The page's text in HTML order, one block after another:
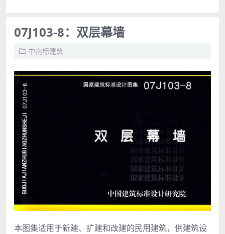
07J103-8：双层幕墙
中南标建筑
本图集适用于新建、扩建和改建的民用建筑，供建筑设